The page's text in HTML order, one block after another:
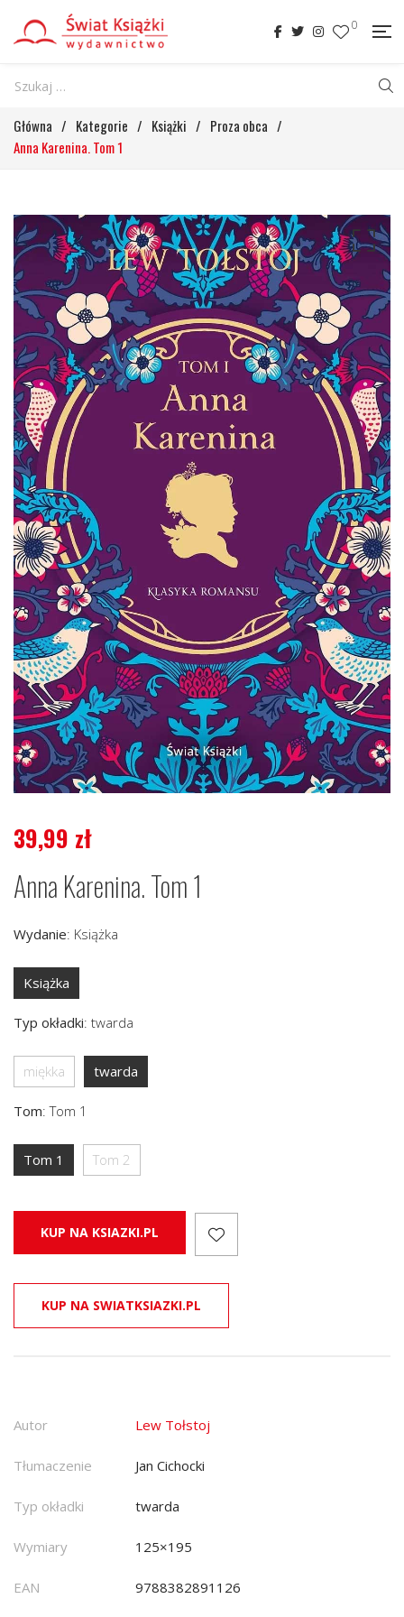
0
Główna / Kategorie / Książki / Proza obca /
Anna Karenina. Tom 1
39,99 zł
Anna Karenina. Tom 1
Wydanie: Książka
Książka
Typ okładki: twarda
miękka twarda
Tom: Tom 1
Tom 1 Tom 2
KUP NA KSIAZKI.PL
KUP NA SWIATKSIAZKI.PL
Autor Lew Tołstoj
Tłumaczenie Jan Cichocki
Typ okładki twarda
Wymiary 125×195
EAN 9788382891126